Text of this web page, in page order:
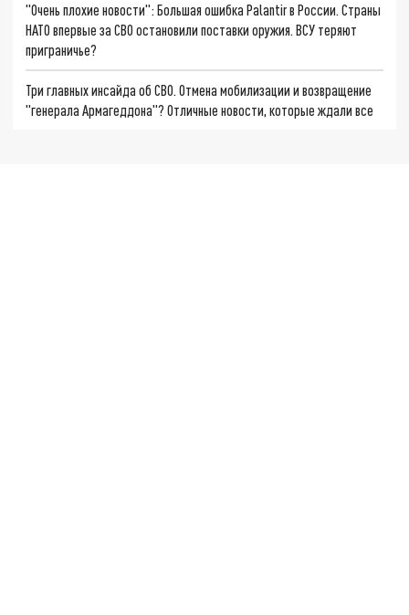
"Очень плохие новости": Большая ошибка Palantir в России. Страны
НАТО впервые за СВО остановили поставки оружия. ВСУ теряют
приграничье?
Три главных инсайда об СВО. Отмена мобилизации и возвращение
"генерала Армагеддона"? Отличные новости, которые ждали все